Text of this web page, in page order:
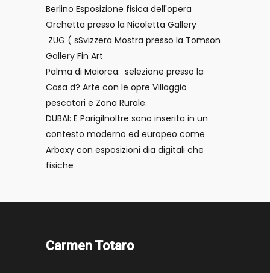
Berlino Esposizione fisica dell'opera
Orchetta presso la Nicoletta Gallery
ZUG ( sSvizzera Mostra presso la Tomson
Gallery Fin Art
Palma di Maiorca: selezione presso la
Casa d? Arte con le opre Villaggio
pescatori e Zona Rurale.
DUBAI: E ParigiInoltre sono inserita in un
contesto moderno ed europeo come
Arboxy con esposizioni dia digitali che
fisiche
Carmen Totaro